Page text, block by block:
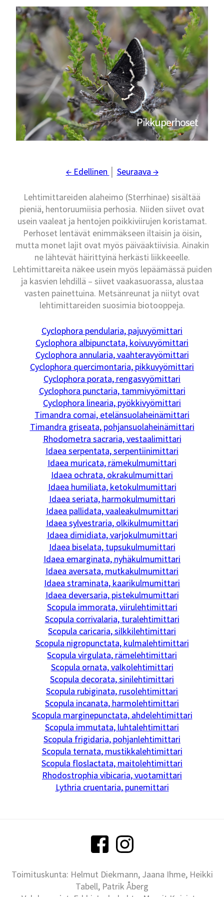
Pikkuperhoset
← Edellinen Seuraava →
Lehtimittareiden alaheimo (Sterrhinae) sisältää
pieniä, hentoruumiisia perhosia. Niiden siivet ovat
usein vaaleat ja hentojen poikkiviirujen koristamat.
Perhoset lentävät enimmäkseen iltaisin ja öisin,
mutta monet lajit ovat myös päiväaktiivisia. Ainakin
ne lähtevät häirittyinä herkästi liikkeeelle.
Lehtimittareita näkee usein myös lepäämässä puiden
ja kasvien lehdillä – siivet vaakasuorassa, alustaa
vasten painettuina. Metsänreunat ja niityt ovat
lehtimittareiden suosimia biotooppeja.
Cyclophora pendularia, pajuvyömittari
Cyclophora albipunctata, koivuvyömittari
Cyclophora annularia, vaahteravyömittari
Cyclophora quercimontaria, pikkuvyömittari
Cyclophora porata, rengasvyömittari
Cyclophora punctaria, tammivyömittari
Cyclophora linearia, pyökkivyömittari
Timandra comai, etelänsuolaheinämittari
Timandra griseata, pohjansuolaheinämittari
Rhodometra sacraria, vestaalimittari
Idaea serpentata, serpentiinimittari
Idaea muricata, rämekulmumittari
Idaea ochrata, okrakulmumittari
Idaea humiliata, ketokulmumittari
Idaea seriata, harmokulmumittari
Idaea pallidata, vaaleakulmumittari
Idaea sylvestraria, olkikulmumittari
Idaea dimidiata, varjokulmumittari
Idaea biselata, tupsukulmumittari
Idaea emarginata, nyhäkulmumittari
Idaea aversata, mutkakulmumittari
Idaea straminata, kaarikulmumittari
Idaea deversaria, pistekulmumittari
Scopula immorata, viirulehtimittari
Scopula corrivalaria, turalehtimittari
Scopula caricaria, silkkilehtimittari
Scopula nigropunctata, kulmalehtimittari
Scopula virgulata, rämelehtimittari
Scopula ornata, valkolehtimittari
Scopula decorata, sinilehtimittari
Scopula rubiginata, rusolehtimittari
Scopula incanata, harmolehtimittari
Scopula marginepunctata, ahdelehtimittari
Scopula immutata, luhtalehtimittari
Scopula frigidaria, pohjanlehtimittari
Scopula ternata, mustikkalehtimittari
Scopula floslactata, maitolehtimittari
Rhodostrophia vibicaria, vuotamittari
Lythria cruentaria, punemittari
Toimituskunta: Helmut Diekmann, Jaana Ihme, Heikki
Tabell, Patrik Åberg